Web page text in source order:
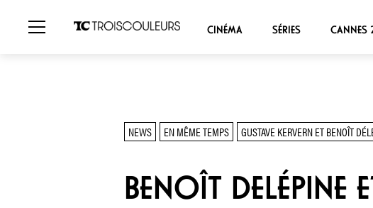
CINÉMA SÉRIES CANNES
NEWS EN MÊME TEMPS GUSTAVE KERVERN ET BENOÎT
BENOÎT DELÉPINE